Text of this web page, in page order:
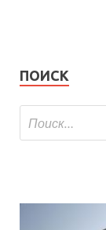
ПОИСК